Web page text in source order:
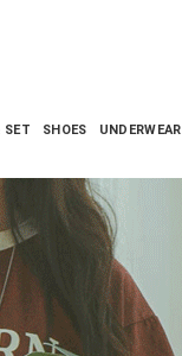
SET SHOES UNDERWEAR